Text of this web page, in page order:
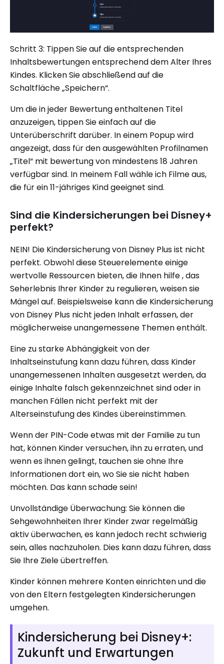
Schritt 3: Tippen Sie auf die entsprechenden
Inhaltsbewertungen entsprechend dem Alter Ihres
Kindes. Klicken Sie abschließend auf die
Schaltfläche „Speichern“.
Um die in jeder Bewertung enthaltenen Titel
anzuzeigen, tippen Sie einfach auf die
Unterüberschrift darüber. In einem Popup wird
angezeigt, dass für den ausgewählten Profilnamen
„Titel“ mit bewertung von mindestens 18 Jahren
verfügbar sind. In meinem Fall wähle ich Filme aus,
die für ein 11-jähriges Kind geeignet sind.
Sind die Kindersicherungen bei Disney+
perfekt?
NEIN! Die Kindersicherung von Disney Plus ist nicht
perfekt. Obwohl diese Steuerelemente einige
wertvolle Ressourcen bieten, die Ihnen hilfe , das
Seherlebnis Ihrer Kinder zu regulieren, weisen sie
Mängel auf. Beispielsweise kann die Kindersicherung
von Disney Plus nicht jeden Inhalt erfassen, der
möglicherweise unangemessene Themen enthält.
Eine zu starke Abhängigkeit von der
Inhaltseinstufung kann dazu führen, dass Kinder
unangemessenen Inhalten ausgesetzt werden, da
einige Inhalte falsch gekennzeichnet sind oder in
manchen Fällen nicht perfekt mit der
Alterseinstufung des Kindes übereinstimmen.
Wenn der PIN-Code etwas mit der Familie zu tun
hat, können Kinder versuchen, ihn zu erraten, und
wenn es ihnen gelingt, tauchen sie ohne Ihre
Informationen dort ein, wo Sie sie nicht haben
möchten. Das kann schade sein!
Unvollständige Überwachung: Sie können die
Sehgewohnheiten Ihrer Kinder zwar regelmäßig
aktiv überwachen, es kann jedoch recht schwierig
sein, alles nachzuholen. Dies kann dazu führen, dass
Sie Ihre Ziele übertreffen.
Kinder können mehrere Konten einrichten und die
von den Eltern festgelegten Kindersicherungen
umgehen.
Kindersicherung bei Disney+:
Zukunft und Erwartungen